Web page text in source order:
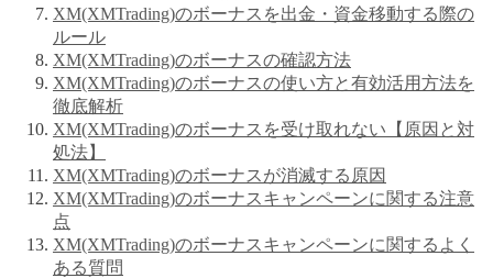
XM(XMTrading)のボーナスを出金・資金移動する際の
ルール
XM(XMTrading)のボーナスの確認方法
XM(XMTrading)のボーナスの使い方と有効活用方法を
徹底解析
XM(XMTrading)のボーナスを受け取れない【原因と対
処法】
XM(XMTrading)のボーナスが消滅する原因
XM(XMTrading)のボーナスキャンペーンに関する注意
点
XM(XMTrading)のボーナスキャンペーンに関するよく
ある質問